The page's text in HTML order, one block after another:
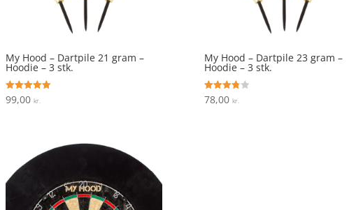
My Hood – Dartpile 21 gram –
Hoodie – 3 stk.
Vurderet
5
99,00 kr.
My Hood – Dartpile 23 gram –
Hoodie – 3 stk.
Vurderet
3.8
78,00 kr.